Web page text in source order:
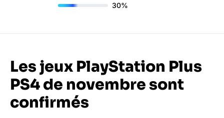
30%
Les jeux PlayStation Plus
PS4 de novembre sont
confirmés